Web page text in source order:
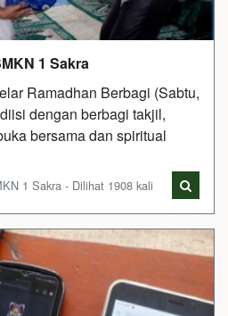
1 Sakra
Ramadhan Berbagi (Sabtu,
dengan berbagi takjil,
bersama dan spiritual
1 Sakra - Dilihat 1908 kali